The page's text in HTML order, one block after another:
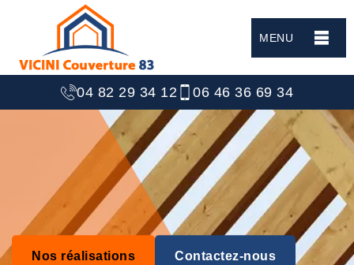
MENU
04 82 29 34 12 06 46 36 69 34
Nos réalisations Contactez-nous